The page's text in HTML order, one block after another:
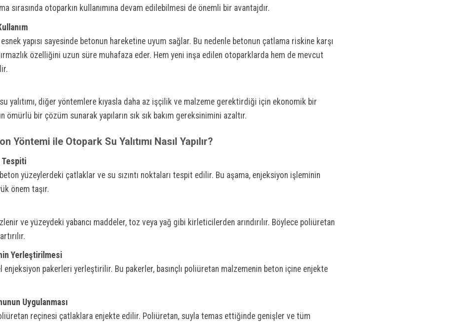
sırasında otoparkın kullanımına devam edilebilmesi de önemli bir avantajdır.
yapısı sayesinde betonun hareketine uyum sağlar. Bu nedenle betonun çatlama riskine karşı
özelliğini uzun süre muhafaza eder. Hem yeni inşa edilen otoparklarda hem de mevcut
yalıtımı, diğer yöntemlere kıyasla daha az işçilik ve malzeme gerektirdiği için ekonomik bir
ömürlü bir çözüm sunarak yapıların sık sık bakım gereksinimini azaltır.
Yöntemi ile Otopark Su Yalıtımı Nasıl Yapılır?
Tespiti
yüzeylerdeki çatlaklar ve su sızıntı noktaları tespit edilir. Bu aşama, enjeksiyon işleminin
önem taşır.
ve yüzeydeki yabancı maddeler, toz veya yağ gibi kirleticilerden arındırılır. Böylece poliüretan
Yerleştirilmesi
enjeksiyon pakerleri yerleştirilir. Bu pakerler, basınçlı poliüretan malzemenin beton içine enjekte
Uygulanması
reçinesi çatlaklara enjekte edilir. Poliüretan, suyla temas ettiğinde genişler ve tüm